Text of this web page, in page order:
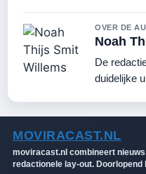
OVER DE
Noah
De
duidelijke
MOVIRACAST.NL
moviracast.nl combineert
redactionele lay-out.